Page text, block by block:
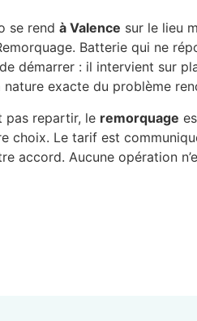
se rend à Valence sur le lieu
Batterie qui ne
démarrer : il intervient sur
exacte du problème
pas repartir, le remorquage
choix. Le tarif est
accord. Aucune opération